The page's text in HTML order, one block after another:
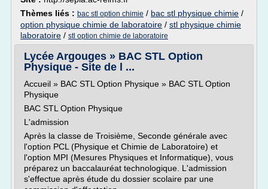
Thèmes liés : bac stl option chimie / bac stl physique chimie /
option physique chimie de laboratoire / stl physique chimie
laboratoire / stl option chimie de laboratoire
Lycée Argouges » BAC STL Option
Physique - Site de l ...
Accueil » BAC STL Option Physique » BAC STL Option
Physique
BAC STL Option Physique
L'admission
Après la classe de Troisième, Seconde générale avec
l'option PCL (Physique et Chimie de Laboratoire) et
l'option MPI (Mesures Physiques et Informatique), vous
préparez un baccalauréat technologique. L'admission
s'effectue après étude du dossier scolaire par une